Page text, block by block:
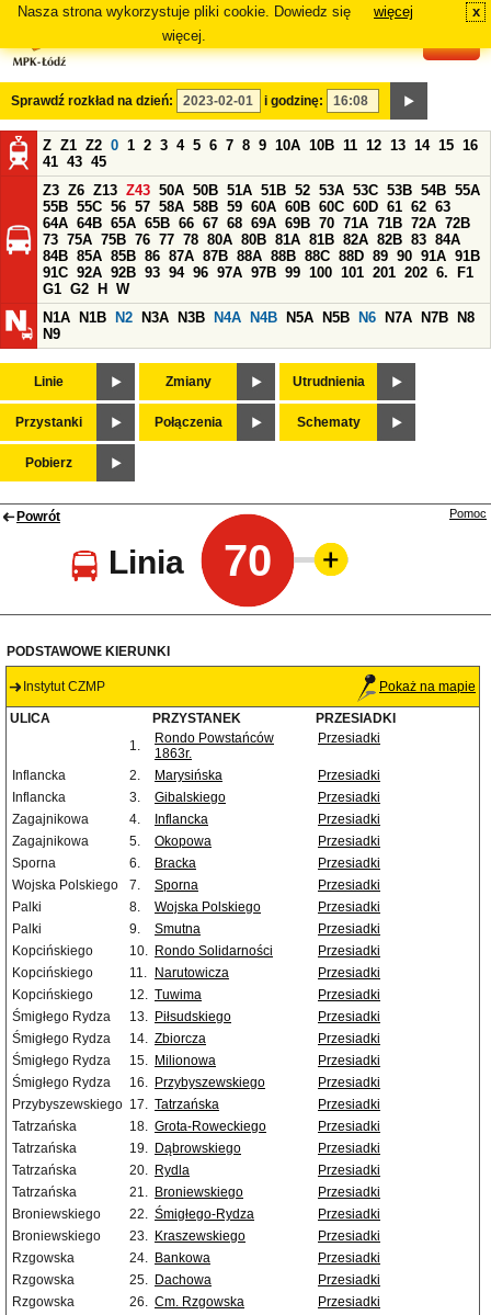
Nasza strona wykorzystuje pliki cookie. Dowiedz się
więcej.
więcej x
Sprawdź rozkład na dzień: i godzinę:
Z Z1 Z2 0 1 2 3 4 5 6 7 8 9 10A 10B 11 12 13 14 15 16
41 43 45
Z3 Z6 Z13 Z43 50A 50B 51A 51B 52 53A 53C 53B 54B 55A
55B 55C 56 57 58A 58B 59 60A 60B 60C 60D 61 62 63
64A 64B 65A 65B 66 67 68 69A 69B 70 71A 71B 72A 72B
73 75A 75B 76 77 78 80A 80B 81A 81B 82A 82B 83 84A
84B 85A 85B 86 87A 87B 88A 88B 88C 88D 89 90 91A 91B
91C 92A 92B 93 94 96 97A 97B 99 100 101 201 202 6.
F1
G1 G2 H
W
N1A
N1B N2 N3A N3B N4A N4B N5A N5B N6 N7A N7B
N8
N9
Linie Zmiany Utrudnienia
Przystanki Połączenia Schematy
Pobierz
Powrót
Linia 70
Pomoc
PODSTAWOWE KIERUNKI
Instytut CZMP Pokaż na mapie
ULICA PRZYSTANEK
PRZESIADKI
1.
Rondo Powstańców
1863r.
Przesiadki
Inflancka 2. Marysińska
Przesiadki
Inflancka
3. Gibalskiego
Przesiadki
Zagajnikowa
4. Inflancka
Przesiadki
Zagajnikowa
5. Okopowa
Przesiadki
Sporna
6. Bracka
Przesiadki
Wojska Polskiego
7. Sporna
Przesiadki
Palki
8. Wojska Polskiego
Przesiadki
Palki
9. Smutna
Przesiadki
Kopcińskiego
10. Rondo Solidarności
Przesiadki
Kopcińskiego
11. Narutowicza
Przesiadki
Kopcińskiego
12. Tuwima
Przesiadki
Śmigłego Rydza
13. Piłsudskiego
Przesiadki
Śmigłego Rydza
14. Zbiorcza
Przesiadki
Śmigłego Rydza
15. Milionowa
Przesiadki
Śmigłego Rydza
16. Przybyszewskiego
Przesiadki
Przybyszewskiego 17. Tatrzańska
Przesiadki
Tatrzańska
18. Grota-Roweckiego
Przesiadki
Tatrzańska
19. Dąbrowskiego
Przesiadki
Tatrzańska
20. Rydla
Przesiadki
Tatrzańska
21. Broniewskiego
Przesiadki
Broniewskiego
22. Śmigłego-Rydza
Przesiadki
Broniewskiego
23. Kraszewskiego
Przesiadki
Rzgowska
24. Bankowa
Przesiadki
Rzgowska
25. Dachowa
Przesiadki
Rzgowska
26. Cm. Rzgowska
Przesiadki